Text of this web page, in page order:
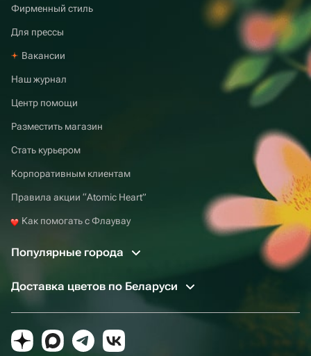
Фирменный стиль
Для прессы
Вакансии
Наш журнал
Центр помощи
Разместить магазин
Стать курьером
Корпоративным клиентам
Правила акции “Atomic Heart”
Как помогать с Флаувау
Популярные города
Доставка цветов по Беларуси